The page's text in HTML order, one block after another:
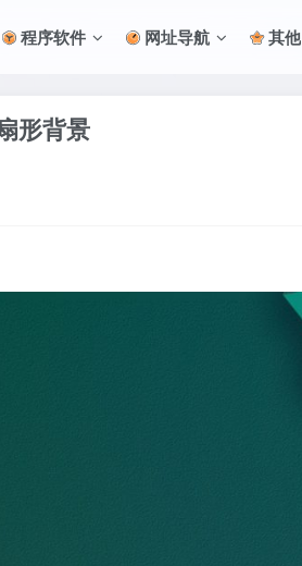
程序软件 网址导航 其他
形背景